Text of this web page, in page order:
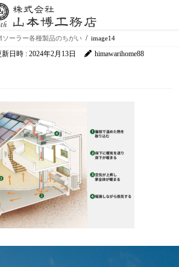
ソーラー各種製品のちがい image14
新日時 :2024年2月13日 himawarihome88